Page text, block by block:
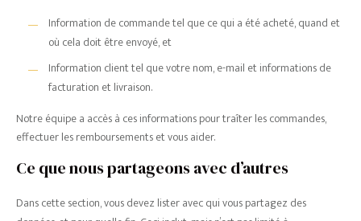
Information de commande tel que ce qui a été acheté, quand et
où cela doit être envoyé, et
Information client tel que votre nom, e-mail et informations de
facturation et livraison.
Notre équipe a accès à ces informations pour traîter les commandes,
effectuer les remboursements et vous aider.
Ce que nous partageons avec d’autres
Dans cette section, vous devez lister avec qui vous partagez des